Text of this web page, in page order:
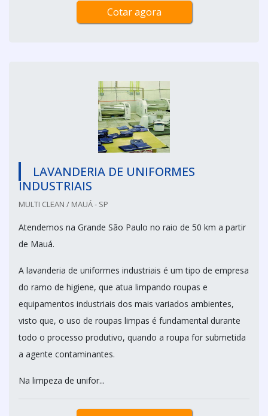
Cotar agora
LAVANDERIA DE UNIFORMES
INDUSTRIAIS
MULTI CLEAN / MAUÁ - SP
Atendemos na Grande São Paulo no raio de 50 km a partir
de Mauá.
A lavanderia de uniformes industriais é um tipo de empresa
do ramo de higiene, que atua limpando roupas e
equipamentos industriais dos mais variados ambientes,
visto que, o uso de roupas limpas é fundamental durante
todo o processo produtivo, quando a roupa for submetida
a agente contaminantes.
Na limpeza de unifor...